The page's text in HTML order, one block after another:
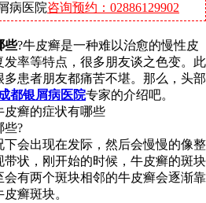
病医院咨询预约：02886129902
些?牛皮癣是一种难以治愈的慢性皮
率等特点，很多朋友谈之色变。此
患者朋友都痛苦不堪。那么，头部
都银屑病医院专家的介绍吧。
?
会出现在发际，然后会慢慢的像整
状，刚开始的时候，牛皮癣的斑块
有两个斑块相邻的牛皮癣会逐渐靠
癣斑块。